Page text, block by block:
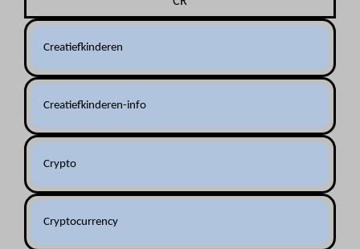
Creatiefkinderen
Creatiefkinderen-info
Crypto
Cryptocurrency